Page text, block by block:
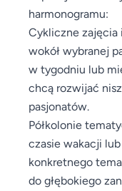
harmonogramu:
Cykliczne zajęcia
wokół wybranej
w tygodniu lub
chcą rozwijać
pasjonatów.
Półkolonie
czasie wakacji
konkretnego
do głębokiego